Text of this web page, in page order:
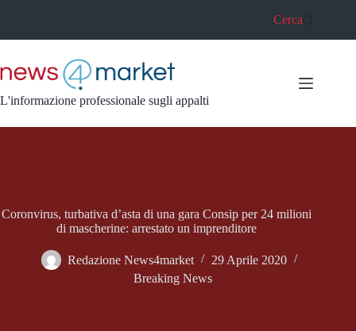
Cerca
L'informazione professionale sugli appalti
Coronvirus, turbativa d’asta di una gara Consip per 24 milioni
di mascherine: arrestato un imprenditore
Redazione News4market
29 Aprile 2020
Breaking News